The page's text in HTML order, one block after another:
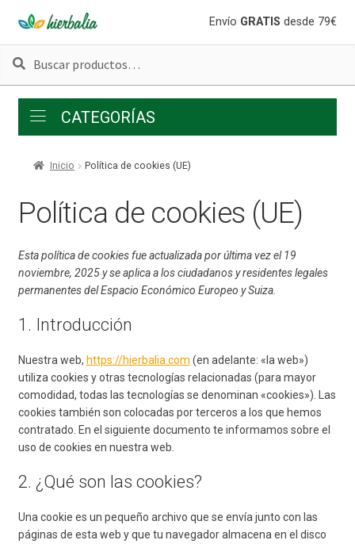
Ir
a
la
navegación
Ir
al
contenido
Envío GRATIS desde 79€
Buscar
Buscar
CATEGORÍAS
Inicio Política de cookies (UE)
Política de cookies (UE)
Esta política de cookies fue actualizada por última vez el 19
noviembre, 2025 y se aplica a los ciudadanos y residentes legales
permanentes del Espacio Económico Europeo y Suiza.
1. Introducción
Nuestra web, https://hierbalia.com (en adelante: «la web»)
utiliza cookies y otras tecnologías relacionadas (para mayor
comodidad, todas las tecnologías se denominan «cookies»). Las
cookies también son colocadas por terceros a los que hemos
contratado. En el siguiente documento te informamos sobre el
uso de cookies en nuestra web.
2. ¿Qué son las cookies?
Una cookie es un pequeño archivo que se envía junto con las
páginas de esta web y que tu navegador almacena en el disco